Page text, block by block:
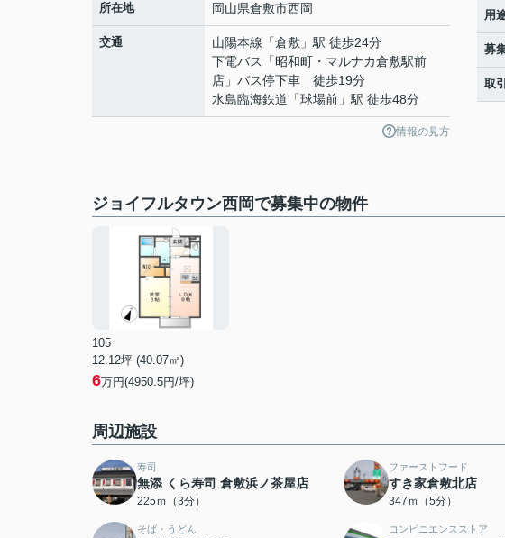
所在地 岡山県倉敷市西岡
交通 山陽本線 「倉敷 」駅 徒歩24分
下電バス「昭和町・マルナカ倉敷駅前
店」バス停下車 徒歩19分
水島臨海鉄道 「球場前 」駅 徒歩48分
情報の見方
用
募
取
ジョイフルタウン西岡で募集中の物件
105
12.12坪 (40.07㎡)
6万円(4950.5円/坪)
周辺施設
寿司
無添 くら寿司 倉敷浜ノ茶屋店
225ｍ（3分）
ファーストフード
すき家倉敷北店
347ｍ（5分）
そば・うどん コンビニエンスストア